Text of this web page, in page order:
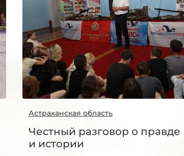
Астраханская область
Честный разговор о правде
и истории